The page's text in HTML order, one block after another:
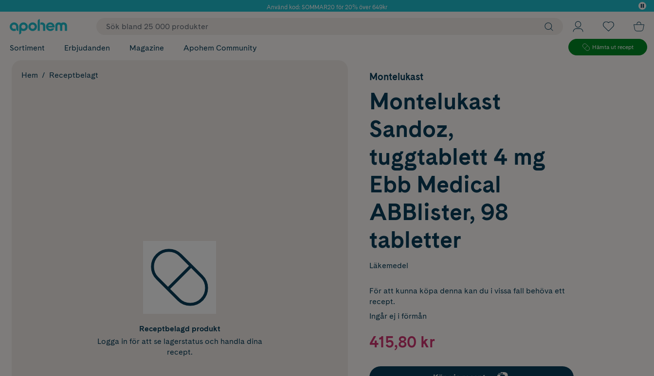
Använd kod: SOMMAR20 för 20% över 649kr
✓ Fri frakt
Sortiment Erbjudanden Magazine Apohem Community Hämta ut recept
Hem Receptbelagt
Receptbelagd produkt
Logga in för att se lagerstatus och handla dina
recept.
Montelukast
Montelukast
Sandoz,
tuggtablett 4 mg
Ebb Medical
ABBlister, 98
tabletter
Läkemedel
För att kunna köpa denna kan du i vissa fall behöva ett
recept.
Ingår ej i förmån
415,80 kr